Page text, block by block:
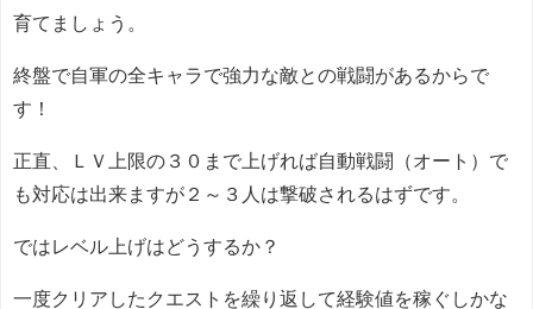
育てましょう。
終盤で自軍の全キャラで強力な敵との戦闘があるからで
す！
正直、ＬＶ上限の３０まで上げれば自動戦闘（オート）で
も対応は出来ますが２～３人は撃破されるはずです。
ではレベル上げはどうするか？
一度クリアしたクエストを繰り返して経験値を稼ぐしかな